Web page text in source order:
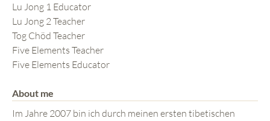
Lu Jong 1 Educator
Lu Jong 2 Teacher
Tog Chöd Teacher
Five Elements Teacher
Five Elements Educator
About me
Im Jahre 2007 bin ich durch meinen ersten tibetischen